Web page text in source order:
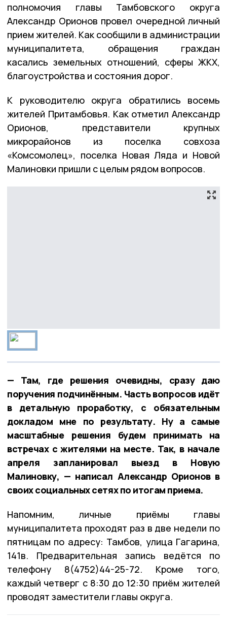
полномочия главы Тамбовского округа
Александр Орионов провел очередной личный
прием жителей. Как сообщили в администрации
муниципалитета, обращения граждан
касались земельных отношений, сферы ЖКХ,
благоустройства и состояния дорог.
К руководителю округа обратились восемь
жителей Притамбовья. Как отметил Александр
Орионов, представители крупных
микрорайонов из поселка совхоза
«Комсомолец», поселка Новая Ляда и Новой
Малиновки пришли с целым рядом вопросов.
— Там, где решения очевидны, сразу даю
поручения подчинённым. Часть вопросов идёт
в детальную проработку, с обязательным
докладом мне по результату. Ну а самые
масштабные решения будем принимать на
встречах с жителями на месте. Так, в начале
апреля запланировал выезд в Новую
Малиновку, — написал Александр Орионов в
своих социальных сетях по итогам приема.
Напомним, личные приёмы главы
муниципалитета проходят раз в две недели по
пятницам по адресу: Тамбов, улица Гагарина,
141в. Предварительная запись ведётся по
телефону 8(4752)44-25-72. Кроме того,
каждый четверг с 8:30 до 12:30 приём жителей
проводят заместители главы округа.